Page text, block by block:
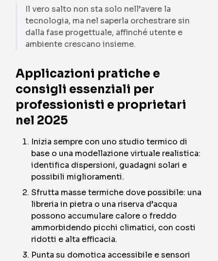
Il vero salto non sta solo nell’avere la
tecnologia, ma nel saperla orchestrare sin
dalla fase progettuale, affinché utente e
ambiente crescano insieme.
Applicazioni pratiche e
consigli essenziali per
professionisti e proprietari
nel 2025
Inizia sempre con uno studio termico di
base o una modellazione virtuale realistica:
identifica dispersioni, guadagni solari e
possibili miglioramenti.
Sfrutta masse termiche dove possibile: una
libreria in pietra o una riserva d’acqua
possono accumulare calore o freddo
ammorbidendo picchi climatici, con costi
ridotti e alta efficacia.
Punta su domotica accessibile e sensori